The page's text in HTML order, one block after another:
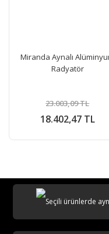
Miranda Aynalı
Radyatör
18.402,47 TL
23.003,09 TL